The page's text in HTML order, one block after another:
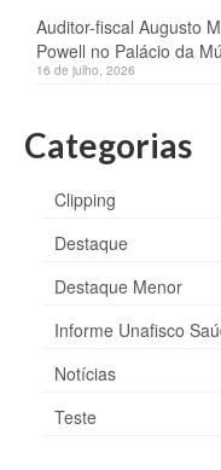
Auditor-fiscal Augusto
Powell no Palácio da
16 de julho, 2026
Categorias
Clipping
Destaque
Destaque Menor
Informe Unafisco
Notícias
Teste